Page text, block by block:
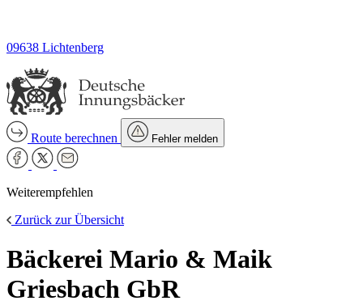
09638 Lichtenberg
Route berechnen Fehler melden
Weiterempfehlen
Zurück zur Übersicht
Bäckerei Mario & Maik
Griesbach GbR